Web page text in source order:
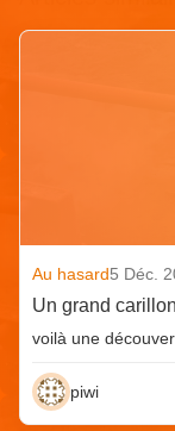
Au hasard5 Déc.
Un grand
voilà une
piwi